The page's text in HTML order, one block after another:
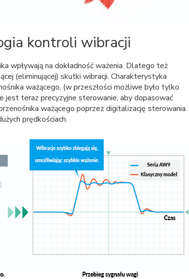
kontroli wibracji
wpływają na dokładność ważenia. Dlatego też
(eliminującej) skutki wibracji. Charakterystyka
ważącego, (w przeszłości możliwe było tylko
jest teraz precyzyjne sterowanie, aby dopasować
ważącego poprzez digitalizację sterowania.
prędkościach.